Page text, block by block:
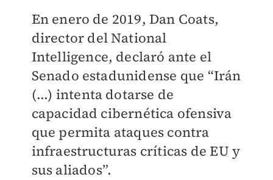
En enero de 2019, Dan Coats,
director del National
Intelligence, declaró ante el
Senado estadunidense que “Irán
(...) intenta dotarse de
capacidad cibernética ofensiva
que permita ataques contra
infraestructuras críticas de EU y
sus aliados”.